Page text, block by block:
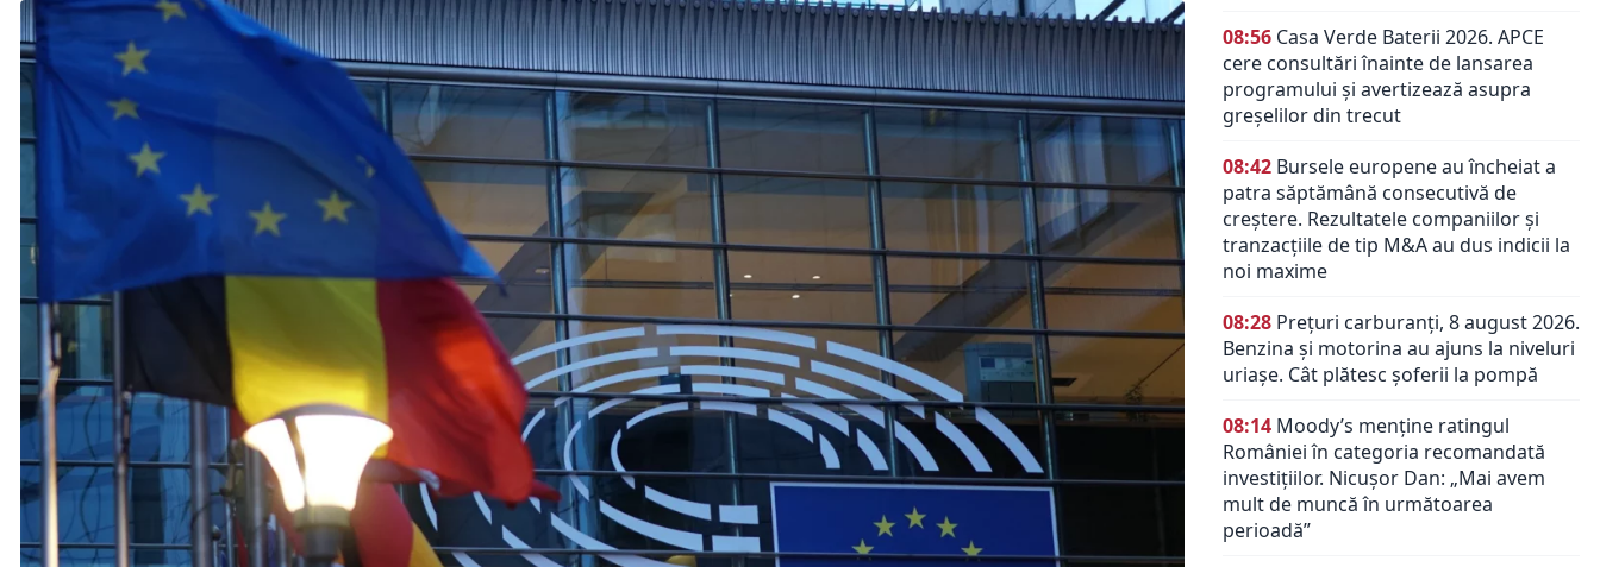
08:56 Casa Verde Baterii 2026. APCE
cere consultări înainte de lansarea
programului și avertizează asupra
greșelilor din trecut
08:42 Bursele europene au încheiat a
patra săptămână consecutivă de
creștere. Rezultatele companiilor și
tranzacțiile de tip M&A au dus indicii la
noi maxime
08:28 Prețuri carburanți, 8 august 2026.
Benzina și motorina au ajuns la niveluri
uriașe. Cât plătesc șoferii la pompă
08:14 Moody’s menține ratingul
României în categoria recomandată
investițiilor. Nicușor Dan: „Mai avem
mult de muncă în următoarea
perioadă”